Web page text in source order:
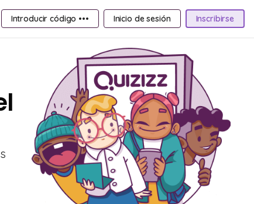
Introducir código ••• Inicio de sesión Inscribirse